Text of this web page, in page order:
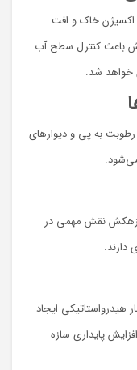
خاک و افت
باعث کنترل سطح آب
خواهد شد.
رطوبت به پی و دیوارهای
زهکش نقش مهمی در
ایجاد
پایداری سازه